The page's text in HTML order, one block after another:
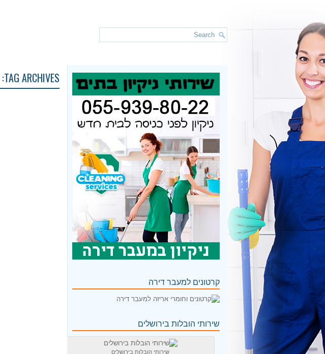
TAG ARCHIVES:
קרטונים למעבר דירה
שירותי הובלות בירושלים
שירותי הובלות בירושלים